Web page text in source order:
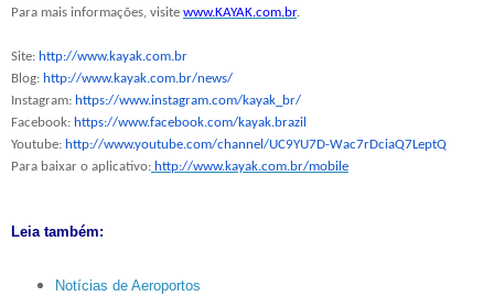
Para mais informações, visite www.KAYAK.com.br.
Site: http://www.kayak.com.br
Blog: http://www.kayak.com.br/news/
Instagram: https://www.instagram.com/kayak_br/
Facebook: https://www.facebook.com/kayak.brazil
Youtube: http://www.youtube.com/channel/UC9YU7D-Wac7rDciaQ7LeptQ
Para baixar o aplicativo: http://www.kayak.com.br/mobile
Leia também:
Notícias de Aeroportos